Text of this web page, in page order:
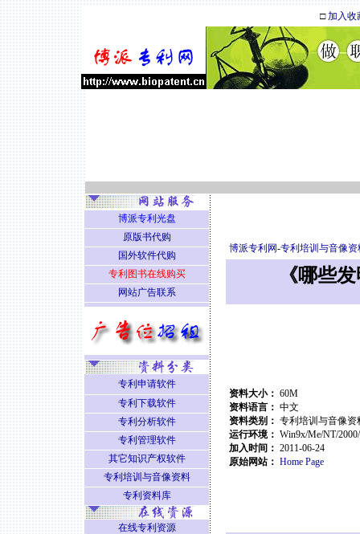
□加入收
博派专利网-专利培训与音像资
《哪些
资料大小： 60M
资料语言： 中文
资料类别： 专利培训与音像资
运行环境： Win9x/Me/NT/
加入时间： 2011-06-24
原始网站： Home Page
博派专利光盘
原版书代购
国外软件代购
专利图书在线购买
网站广告联系
专利申请软件
专利下载软件
专利分析软件
专利管理软件
其它知识产权软件
专利培训与音像资料
专利资料库
在线专利资源